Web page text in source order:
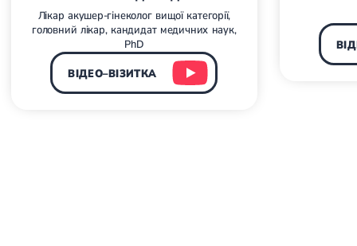
Лікар акушер-гінеколог вищої категорії,
головний лікар, кандидат медичних наук,
PhD
ВІДЕО–ВІЗИТКА